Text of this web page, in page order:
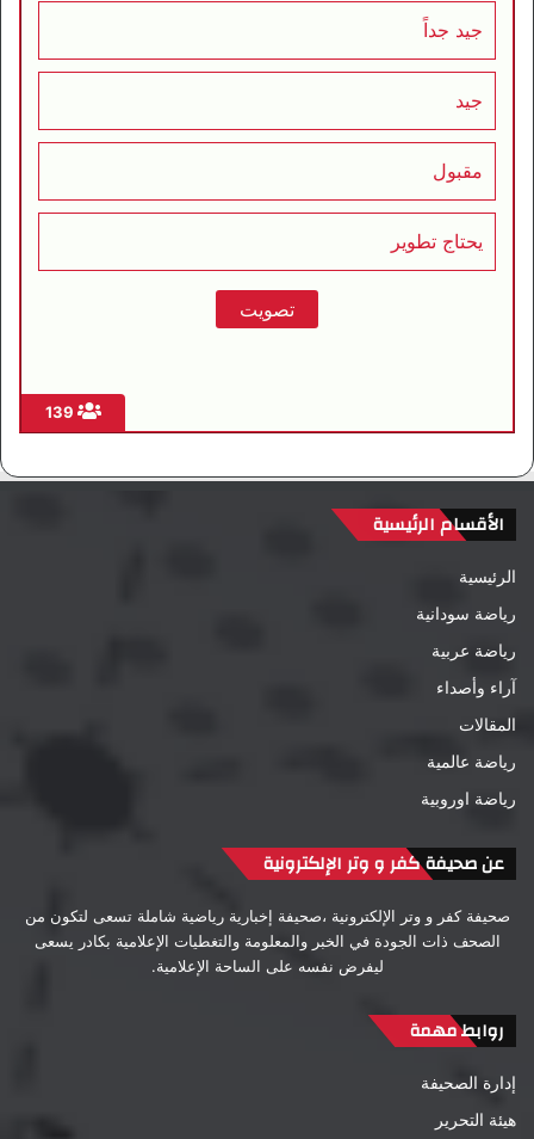
جيد جداً
جيد
مقبول
يحتاج تطوير
الأقسام الرئيسية
الرئيسية
رياضة سودانية
رياضة عربية
آراء وأصداء
المقالات
رياضة عالمية
رياضة اوروبية
عن صحيفة كفر و وتر الإلكترونية
صحيفة كفر و وتر الإلكترونية ،صحيفة إخبارية رياضية شاملة تسعى لتكون من
الصحف ذات الجودة في الخبر والمعلومة والتغطيات الإعلامية بكادر يسعى
ليفرض نفسه على الساحة الإعلامية.
روابط مهمة
إدارة الصحيفة
هيئة التحرير